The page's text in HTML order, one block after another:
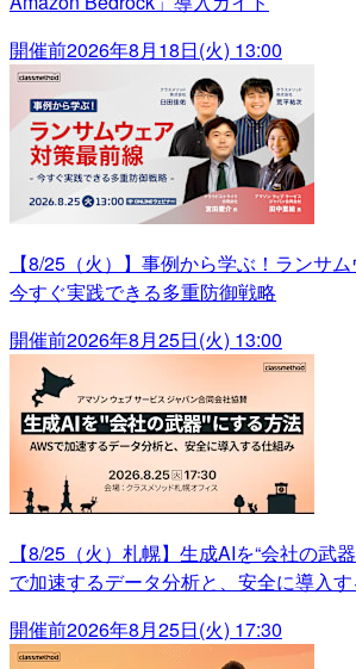
開催前2026年8月18日(火) 13:00
【8/25（火）】事例から学ぶ！ランサ
今すぐ実践できる多重防御戦略
開催前2026年8月25日(火) 13:00
【8/25（火）札幌】生成AIを“会社の武
で加速するデータ分析と、安全に導入
開催前2026年8月25日(火) 17:30